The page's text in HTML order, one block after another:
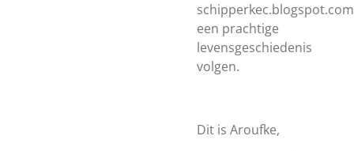
schipperkec.blogspot.com
een prachtige
levensgeschiedenis
volgen.
Dit is Aroufke,